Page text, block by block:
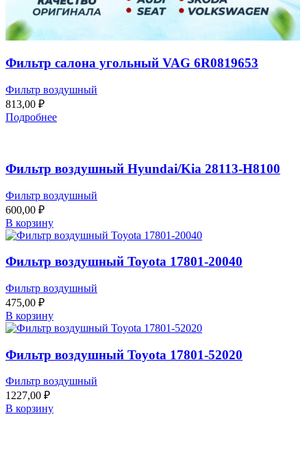
Фильтр салона угольный VAG 6R0819653
Фильтр воздушный
813,00 ₽
Подробнее
Фильтр воздушный Hyundai/Kia 28113-H8100
Фильтр воздушный
600,00 ₽
В корзину
Фильтр воздушный Toyota 17801-20040
Фильтр воздушный
475,00 ₽
В корзину
Фильтр воздушный Toyota 17801-52020
Фильтр воздушный
1227,00 ₽
В корзину